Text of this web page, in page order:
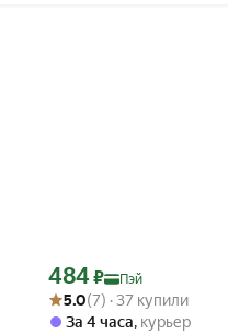
Цена с картой Яндекс Пэй
484 ₽
Пэй
Рейтинг товара: 5.0 из 5
Оценок: (7) · 37 купили
5.0(7) · 37 купили
За 4 часа, курьер